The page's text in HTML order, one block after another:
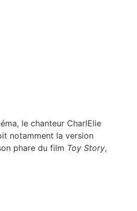
le chanteur CharlElie
notamment la version
phare du film Toy Story,